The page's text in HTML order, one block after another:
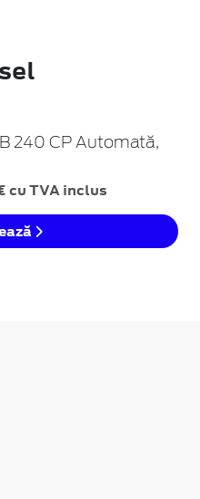
240 CP Automată,
cu TVA inclus